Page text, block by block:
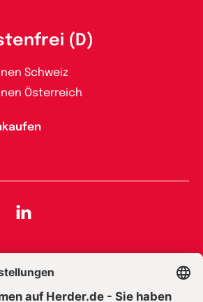
(D)
Schweiz
Österreich
LinkedIn
E-Books
Zeitschriften Datenschutz